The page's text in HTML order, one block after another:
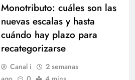
Monotributo: cuáles son las
nuevas escalas y hasta
cuándo hay plazo para
recategorizarse
Canal i
2 semanas